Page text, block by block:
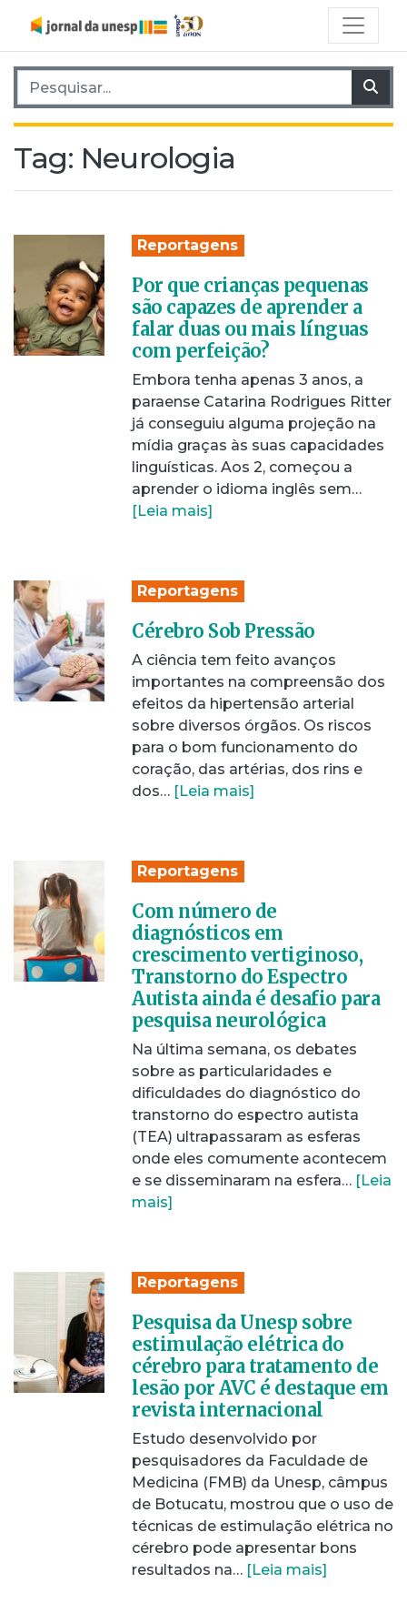
Pesquisar por:
Tag: Neurologia
Reportagens
Por que crianças pequenas
são capazes de aprender a
falar duas ou mais línguas
com perfeição?
Embora tenha apenas 3 anos, a
paraense Catarina Rodrigues Ritter
já conseguiu alguma projeção na
mídia graças às suas capacidades
linguísticas. Aos 2, começou a
aprender o idioma inglês sem…
[Leia mais]
Reportagens
Cérebro Sob Pressão
A ciência tem feito avanços
importantes na compreensão dos
efeitos da hipertensão arterial
sobre diversos órgãos. Os riscos
para o bom funcionamento do
coração, das artérias, dos rins e
dos… [Leia mais]
Reportagens
Com número de
diagnósticos em
crescimento vertiginoso,
Transtorno do Espectro
Autista ainda é desafio para
pesquisa neurológica
Na última semana, os debates
sobre as particularidades e
dificuldades do diagnóstico do
transtorno do espectro autista
(TEA) ultrapassaram as esferas
onde eles comumente acontecem
e se disseminaram na esfera… [Leia
mais]
Reportagens
Pesquisa da Unesp sobre
estimulação elétrica do
cérebro para tratamento de
lesão por AVC é destaque em
revista internacional
Estudo desenvolvido por
pesquisadores da Faculdade de
Medicina (FMB) da Unesp, câmpus
de Botucatu, mostrou que o uso de
técnicas de estimulação elétrica no
cérebro pode apresentar bons
resultados na… [Leia mais]